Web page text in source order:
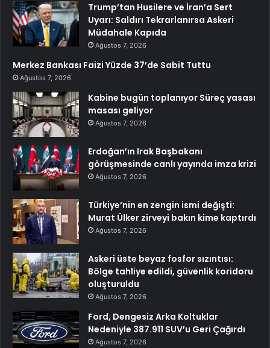
Trump’tan Husilere ve İran’a Sert
Uyarı: Saldırı Tekrarlanırsa Askeri
Müdahale Kapıda
Ağustos 7, 2026
Merkez Bankası Faizi Yüzde 37’de Sabit Tuttu
Ağustos 7, 2026
Kabine bugün toplanıyor Süreç yasası
masası geliyor
Ağustos 7, 2026
Erdoğan’ın Irak Başbakanı
görüşmesinde canlı yayında imza krizi
Ağustos 7, 2026
Türkiye’nin en zengin ismi değişti:
Murat Ülker zirveyi bakın kime kaptırdı
Ağustos 7, 2026
Askeri üste beyaz fosfor sızıntısı:
Bölge tahliye edildi, güvenlik koridoru
oluşturuldu
Ağustos 7, 2026
Ford, Dengesiz Arka Koltuklar
Nedeniyle 387.911 SUV’u Geri Çağırdı
Ağustos 7, 2026